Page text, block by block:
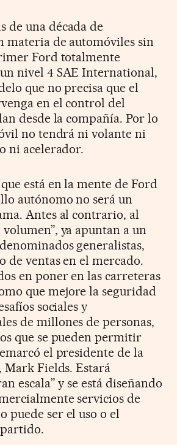
de una década de
materia de automóviles sin
Ford totalmente
nivel 4 SAE International,
que no precisa que el
en el control del
desde la compañía. Por lo
no tendrá ni volante ni
ni acelerador.
está en la mente de Ford
autónomo no será un
Antes al contrario, al
ya apuntan a un
generalistas,
de ventas en el mercado.
en poner en las carreteras
que mejore la seguridad
sociales y
de millones de personas,
que se pueden permitir
el presidente de la
Fields. Estará
escala” y se está diseñando
servicios de
puede ser el uso o el